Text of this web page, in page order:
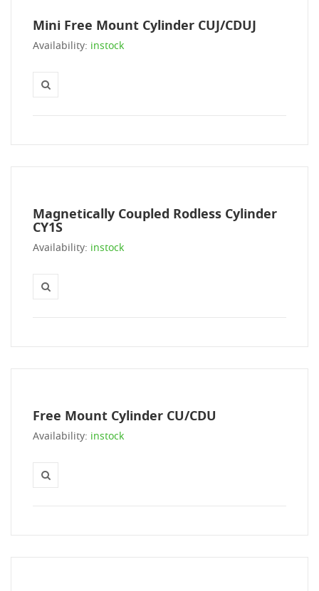
Mini Free Mount Cylinder CUJ/CDUJ
Availability: instock
Magnetically Coupled Rodless Cylinder
CY1S
Availability: instock
Free Mount Cylinder CU/CDU
Availability: instock